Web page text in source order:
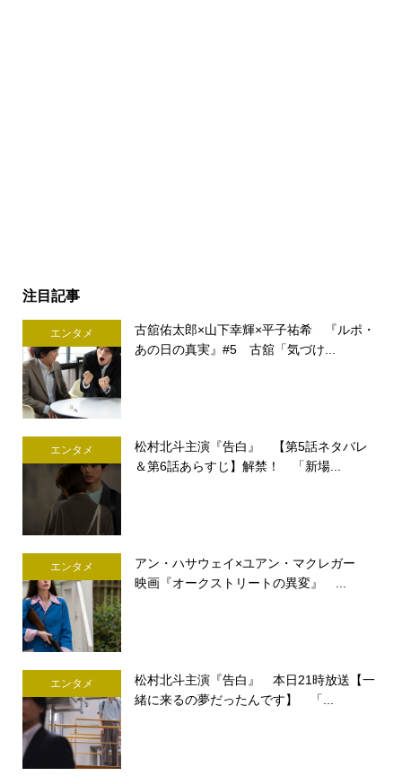
注目記事
エンタメ
古舘佑太郎×山下幸輝×平子祐希 『ルポ・
あの日の真実』#5 古舘「気づけ...
エンタメ
松村北斗主演『告白』 【第5話ネタバレ
＆第6話あらすじ】解禁！ 「新場...
エンタメ
アン・ハサウェイ×ユアン・マクレガー
映画『オークストリートの異変』 ...
エンタメ
松村北斗主演『告白』 本日21時放送【一
緒に来るの夢だったんです】 「...